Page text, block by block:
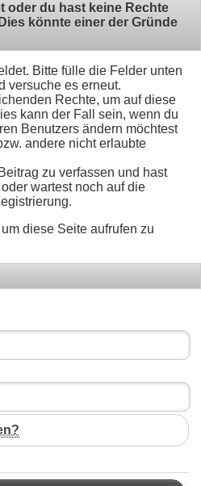
oder du hast keine Rechte
könnte einer der Gründe
Bitte fülle die Felder unten
versuche es erneut.
Rechte, um auf diese
kann der Fall sein, wenn du
Benutzers ändern möchtest
andere nicht erlaubte
zu verfassen und hast
wartest noch auf die
diese Seite aufrufen zu